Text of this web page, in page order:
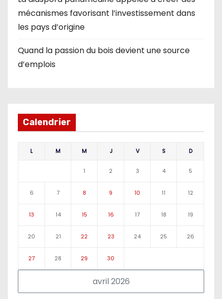
mécanismes favorisant l’investissement dans
les pays d’origine
Quand la passion du bois devient une source
d’emplois
Calendrier
avril 2026
L M M J V S D
1 2 3 4 5
6 7 8 9 10 11 12
13 14 15 16 17 18 19
20 21 22 23 24 25 26
27 28 29 30